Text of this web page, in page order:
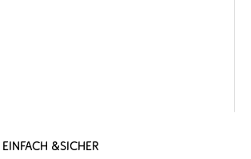
&SICHER